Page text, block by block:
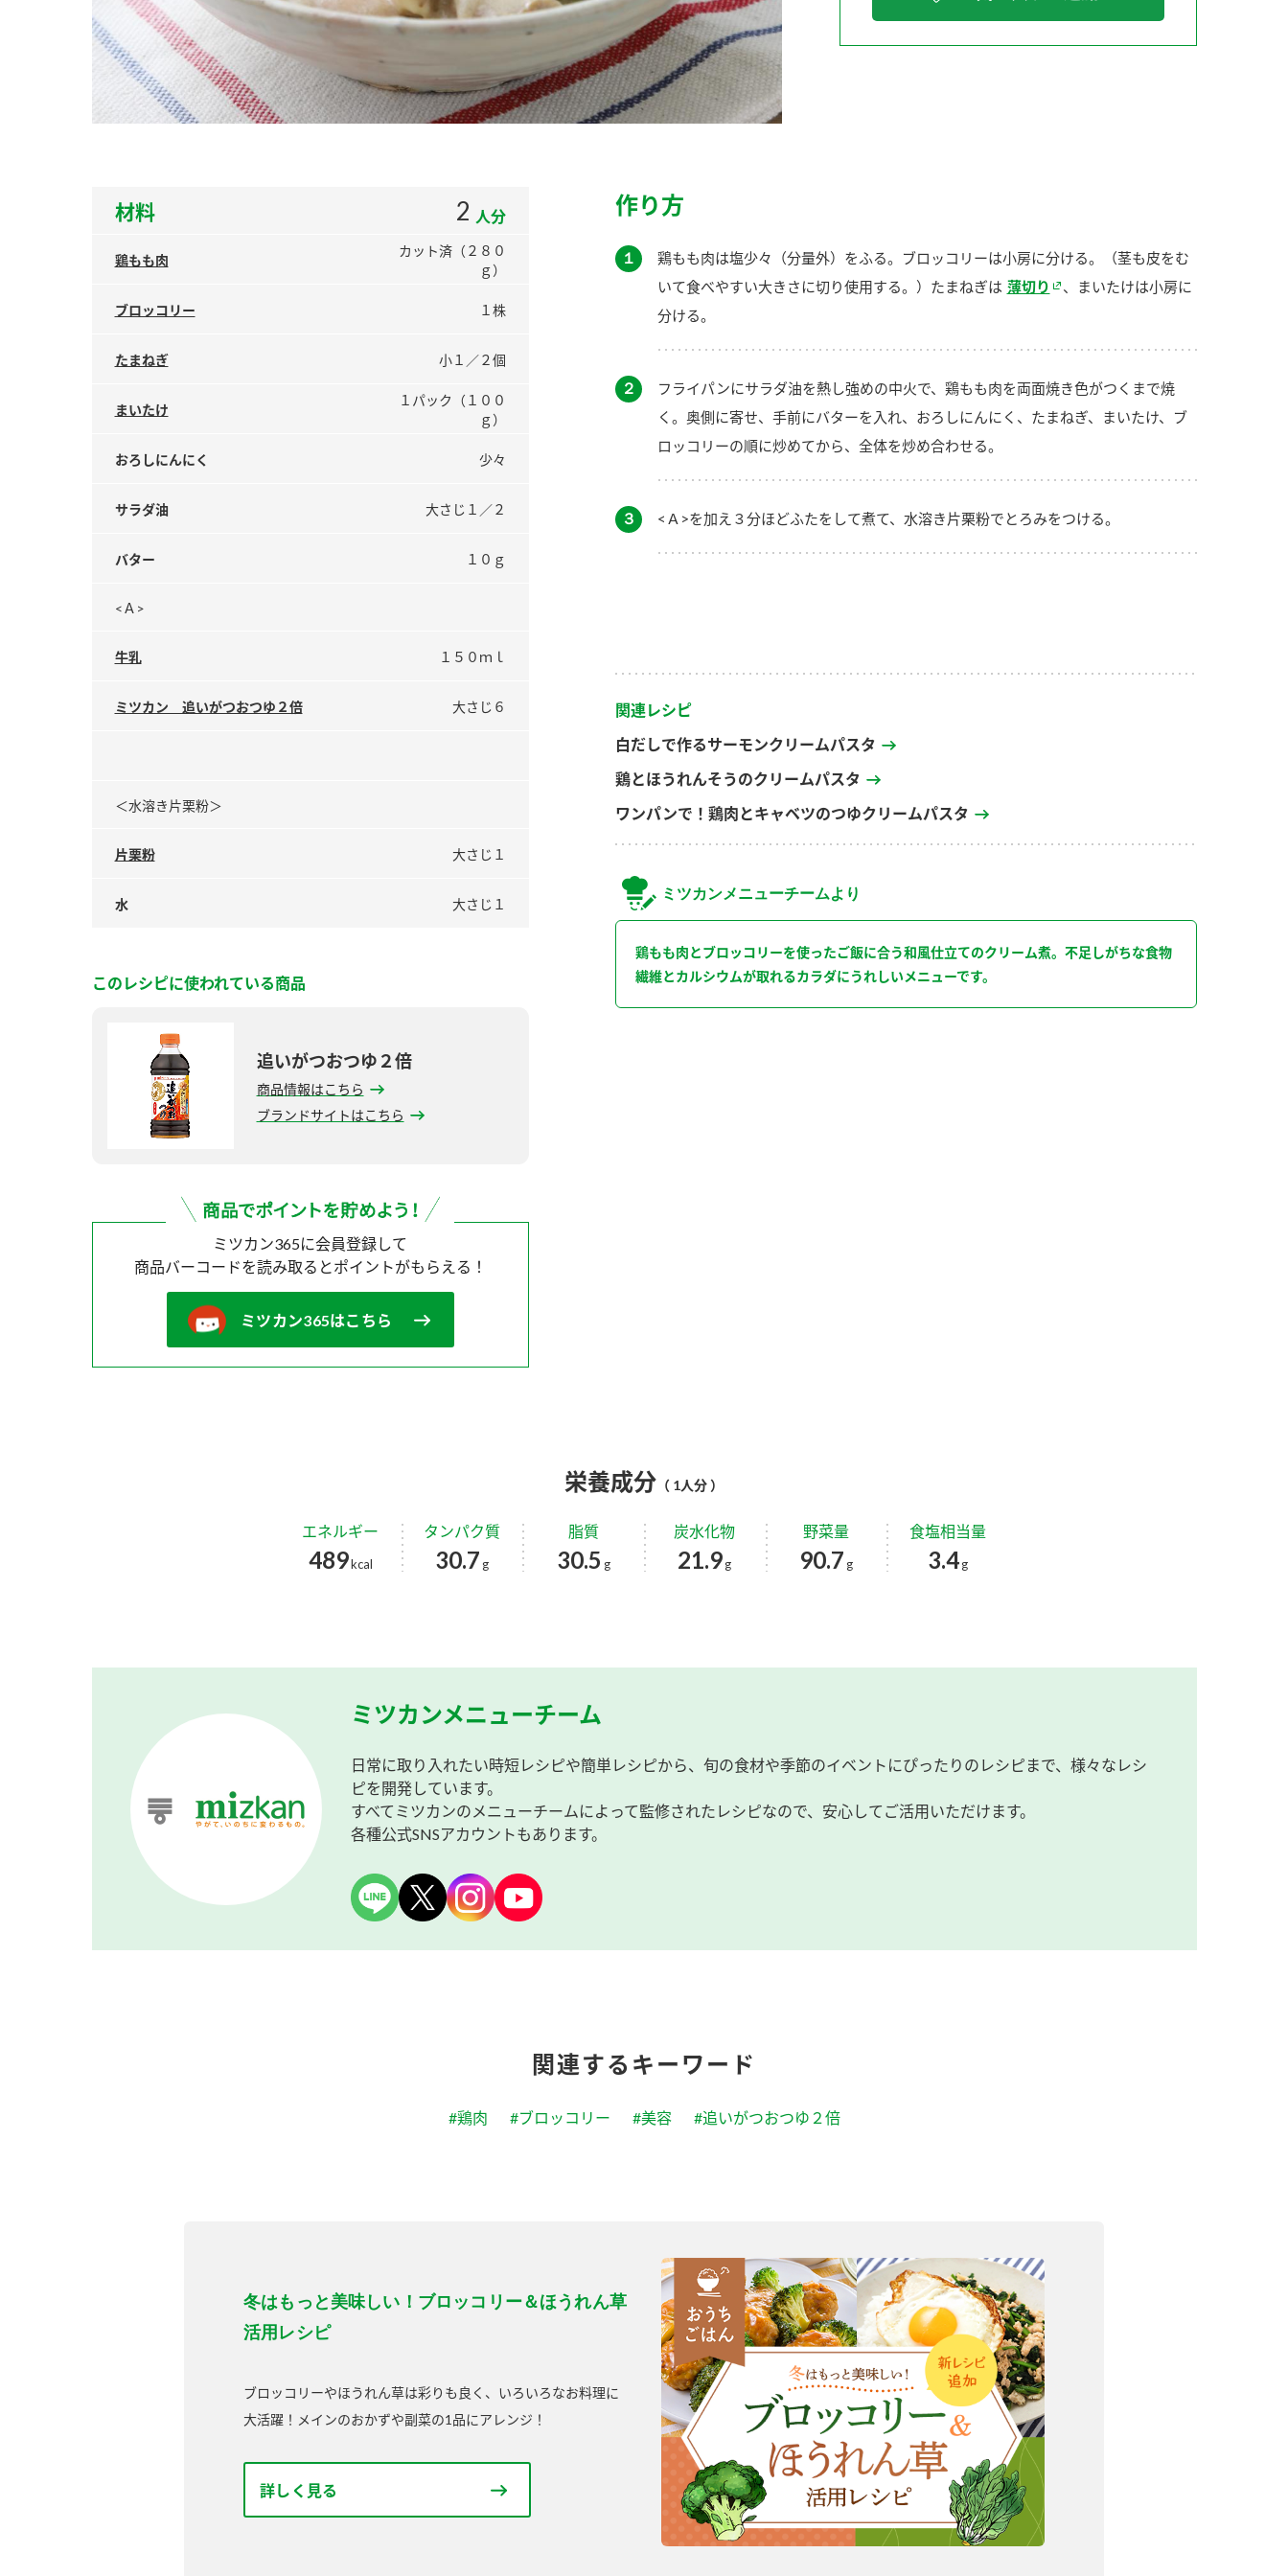
材料 2 人分
鶏もも肉
カット済（２８０
ｇ）
ブロッコリー １株
たまねぎ 小１／２個
まいたけ
１パック（１００
ｇ）
おろしにんにく 少々
サラダ油 大さじ１／２
バター １０ｇ
<Ａ>
牛乳 １５０ｍｌ
ミツカン 追いがつおつゆ２倍 大さじ６
＜水溶き片栗粉＞
片栗粉 大さじ１
水 大さじ１
このレシピに使われている商品
追いがつおつゆ２倍
商品情報はこちら
ブランドサイトはこちら
ミツカン365に会員登録して
商品バーコードを読み取ると ポイントがもらえる！
ミツカン365はこちら
作り方
１
鶏もも肉は塩少々（分量外）をふる。ブロッコリーは小房に分ける。（茎も皮をむ
いて食べやすい大きさに切り使用する。）たまねぎは 薄切り
、まいたけは小房に
分ける。
２
フライパンにサラダ油を熱し強めの中火で、鶏もも肉を両面焼き色がつくまで焼
く。奥側に寄せ、手前にバターを入れ、おろしにんにく、たまねぎ、まいたけ、ブ
ロッコリーの順に炒めてから、全体を炒め合わせる。
３ <Ａ>を加え３分ほどふたをして煮て、水溶き片栗粉でとろみをつける。
関連レシピ
白だしで作るサーモンクリームパスタ
鶏とほうれんそうのクリームパスタ
ワンパンで！鶏肉とキャベツのつゆクリームパスタ
ミツカンメニューチームより
鶏もも肉とブロッコリーを使ったご飯に合う和風仕立てのクリーム煮。不足しがちな食物
繊維とカルシウムが取れるカラダにうれしいメニューです。
栄養成分 （ 1人分 ）
エネルギー
489kcal
タンパク質
30.7 g
脂質
30.5 g
炭水化物
21.9g
野菜量
90.7 g
食塩相当量
3.4 g
ミツカンメニューチーム
日常に取り入れたい時短レシピや簡単レシピから、旬の食材や季節のイベントにぴったりのレシピまで、様々なレシ
ピを開発しています。
すべてミツカンのメニューチームによって監修されたレシピなので、安心してご活用いただけます。
各種公式SNSアカウントもあります。
関連するキーワード
#鶏肉 #ブロッコリー #美容 #追いがつおつゆ２倍
冬はもっと美味しい！ブロッコリー＆ほうれん草
活用レシピ
ブロッコリーやほうれん草は彩りも良く、いろいろなお料理に
大活躍！メインのおかずや副菜の1品にアレンジ！
詳しく見る